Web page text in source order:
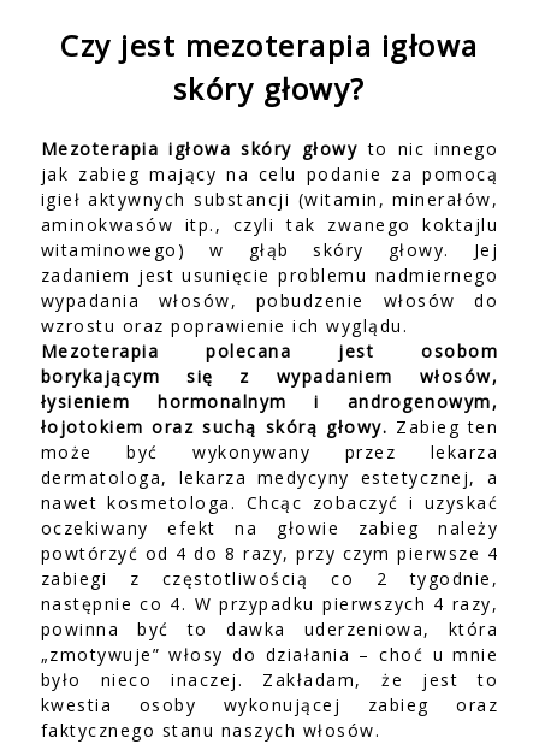
Czy jest mezoterapia igłowa
skóry głowy?
Mezoterapia igłowa skóry głowy to nic innego
jak zabieg mający na celu podanie za pomocą
igieł aktywnych substancji (witamin, minerałów,
aminokwasów itp., czyli tak zwanego koktajlu
witaminowego) w głąb skóry głowy. Jej
zadaniem jest usunięcie problemu nadmiernego
wypadania włosów, pobudzenie włosów do
wzrostu oraz poprawienie ich wyglądu.
Mezoterapia polecana jest osobom
borykającym się z wypadaniem włosów,
łysieniem hormonalnym i androgenowym,
łojotokiem oraz suchą skórą głowy. Zabieg ten
może być wykonywany przez lekarza
dermatologa, lekarza medycyny estetycznej, a
nawet kosmetologa. Chcąc zobaczyć i uzyskać
oczekiwany efekt na głowie zabieg należy
powtórzyć od 4 do 8 razy, przy czym pierwsze 4
zabiegi z częstotliwością co 2 tygodnie,
następnie co 4. W przypadku pierwszych 4 razy,
powinna być to dawka uderzeniowa, która
„zmotywuje” włosy do działania – choć u mnie
było nieco inaczej. Zakładam, że jest to
kwestia osoby wykonującej zabieg oraz
faktycznego stanu naszych włosów.